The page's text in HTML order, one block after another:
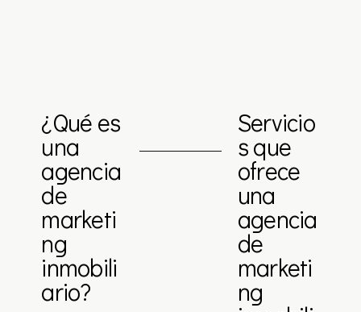
¿Qué es
una
agencia
de
marketi
ng
inmobili
ario?
Servicio
s que
ofrece
una
agencia
de
marketi
ng